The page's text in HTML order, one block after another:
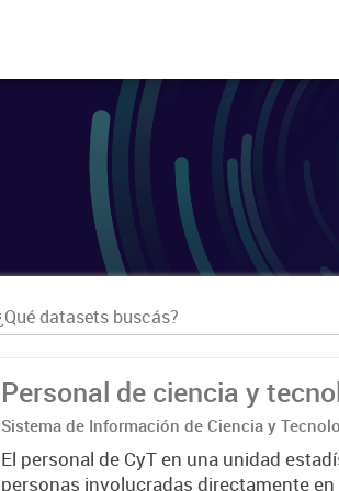
Personal de ciencia y
Sistema de Información de Ciencia y
El personal de CyT en una unidad
personas involucradas directamente